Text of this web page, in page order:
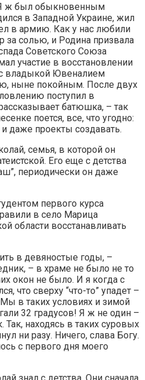
ж был обыкновенным
в Западной Украине, жил
в армию. Как у нас любили
за солью, и Родина призвала
Советского Союза
участие в восстановлении
владыкой Ювеналием
ныне покойным. После двух
поступил в
батюшка, – так
поется, все, что угодно:
и даже проекты создавать.
семья, в которой он
Его еще с детства
периодически он даже
первого курса
в село Марица
области восстанавливать
в девяностые годы, –
– в храме не было не то
окон не было. И я когда с
что сверху “что-то” упадет –
в таких условиях и зимой
32 градусов! Я ж не один –
находясь в таких суровых
ни разу. Ничего, слава Богу.
с первого дня моего